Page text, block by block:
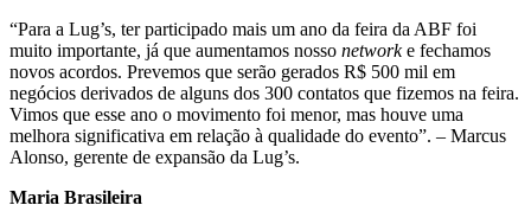
“Para a Lug’s, ter participado mais um ano da feira da ABF foi
muito importante, já que aumentamos nosso networke fechamos
novos acordos. Prevemos que serão gerados R$ 500 mil em
negócios derivados de alguns dos 300 contatos que fizemos na feira.
Vimos que esse ano o movimento foi menor, mas houve uma
melhora significativa em relação à qualidade do evento”. – Marcus
Alonso, gerente de expansão da Lug’s.
Maria Brasileira